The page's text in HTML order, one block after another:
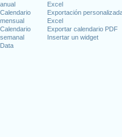
anual
Calendario
mensual
Calendario
semanal
Data
Excel
Exportación
Excel
Exportar calendario PDF
Insertar un widget